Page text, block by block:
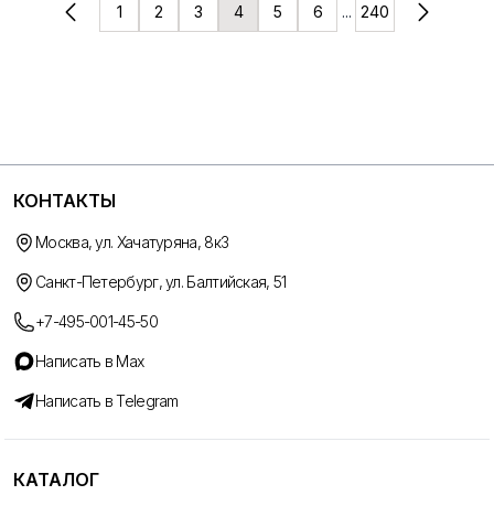
1 2 3 4 5 6 ... 240
КОНТАКТЫ
Москва, ул. Хачатуряна, 8к3
Санкт-Петербург, ул. Балтийская, 51
+7-495-001-45-50
Написать в Max
Написать в Telegram
КАТАЛОГ